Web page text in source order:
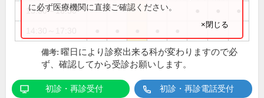
13:30～16:30
に必ず医療機関に直接ご確認ください。
×閉じる
備考: 曜日により診察出来る科が変わりますので必
ず、確認してから受診お願いします。
初診・再診受付 初診・再診電話受付